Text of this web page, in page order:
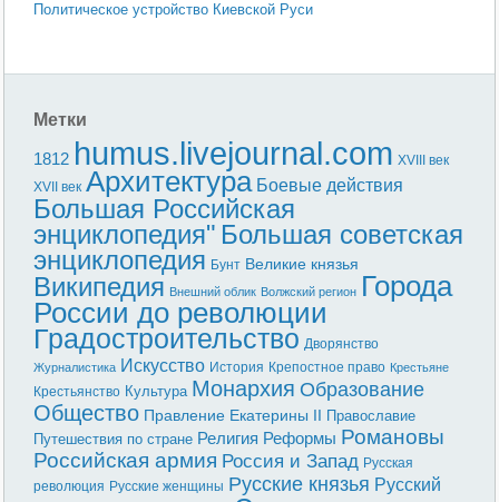
Политическое устройство Киевской Руси
Метки
1812 humus.livejournal.com XVIII век
XVII век Архитектура Боевые действия
Большая Российская
энциклопедия" Большая советская
энциклопедия Бунт Великие князья
Википедия Внешний облик Волжский регион Города
России до революции
Градостроительство Дворянство
Журналистика Искусство История Крепостное право Крестьяне
Крестьянство Культура Монархия Образование
Общество Правление Екатерины II Православие
Путешествия по стране Религия Реформы Романовы
Российская армия Россия и Запад Русская
революция Русские женщины Русские князья Русский